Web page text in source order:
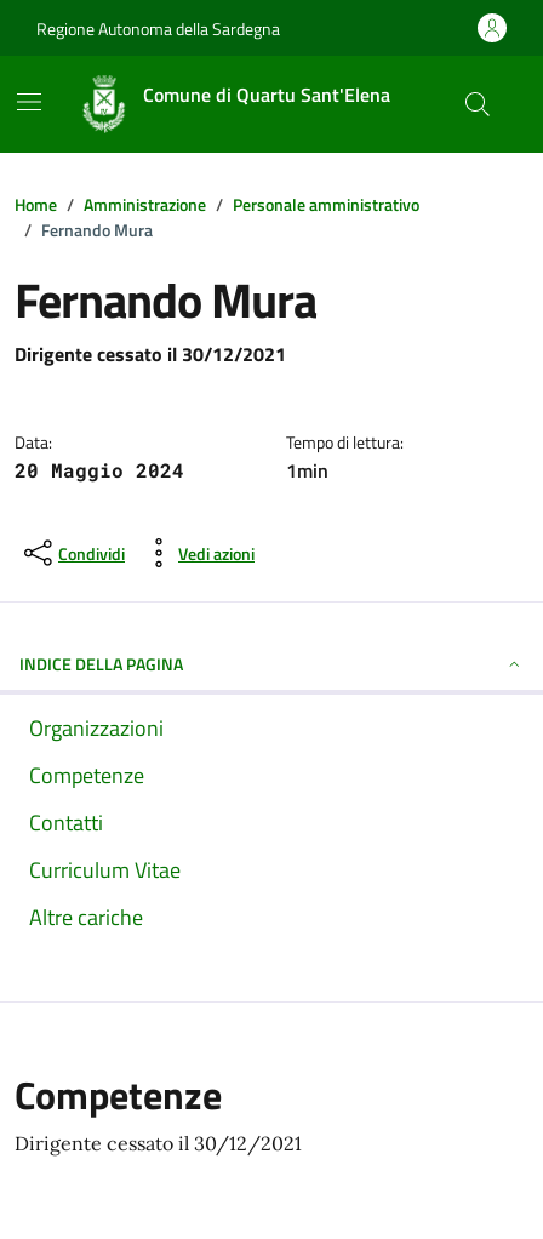
Regione Autonoma della Sardegna
Comune di Quartu Sant'Elena
Home Amministrazione
Personale amministrativo
Fernando Mura
Fernando Mura
Dettagli della notizia
Dirigente cessato il 30/12/2021
Data:
20 Maggio 2024
Tempo di lettura:
1min
Condividi Vedi azioni
INDICE DELLA PAGINA
Organizzazioni
Competenze
Contatti
Curriculum Vitae
Altre cariche
Competenze
Dirigente cessato il 30/12/2021